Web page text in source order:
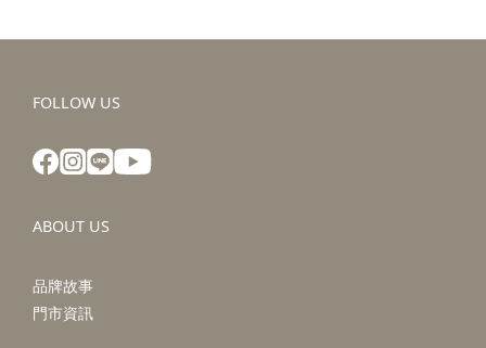
FOLLOW US
ABOUT US
品牌故事
門市資訊